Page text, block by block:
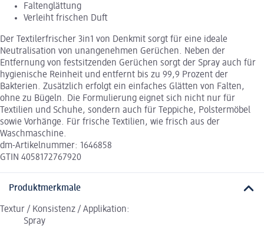
Faltenglättung
Verleiht frischen Duft
Der Textilerfrischer 3in1 von Denkmit sorgt für eine ideale
Neutralisation von unangenehmen Gerüchen. Neben der
Entfernung von festsitzenden Gerüchen sorgt der Spray auch für
hygienische Reinheit und entfernt bis zu 99,9 Prozent der
Bakterien. Zusätzlich erfolgt ein einfaches Glätten von Falten,
ohne zu Bügeln. Die Formulierung eignet sich nicht nur für
Textilien und Schuhe, sondern auch für Teppiche, Polstermöbel
sowie Vorhänge. Für frische Textilien, wie frisch aus der
Waschmaschine.
dm-Artikelnummer: 1646858
GTIN 4058172767920
Produktmerkmale
Textur / Konsistenz / Applikation:
Spray